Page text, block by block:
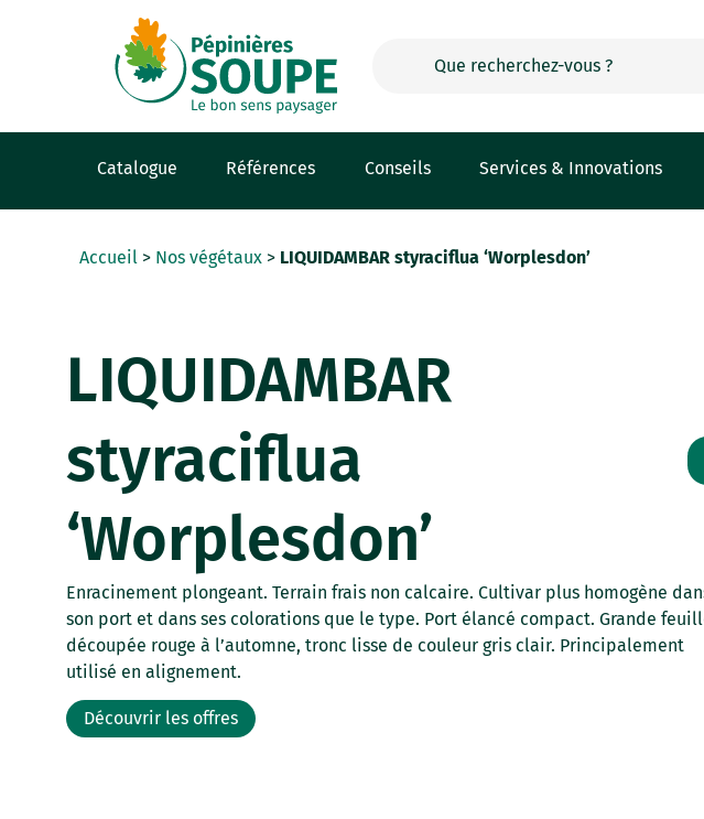
Catalogue Références Conseils Services & Innovations
Accueil > Nos végétaux > LIQUIDAMBAR styraciflua ‘Worplesdon’
LIQUIDAMBAR
styraciflua
‘Worplesdon’
Enracinement plongeant. Terrain frais non calcaire. Cultivar plus homogène
son port et dans ses colorations que le type. Port élancé compact. Grande
découpée rouge à l’automne, tronc lisse de couleur gris clair. Principalement
utilisé en alignement.
Découvrir les offres